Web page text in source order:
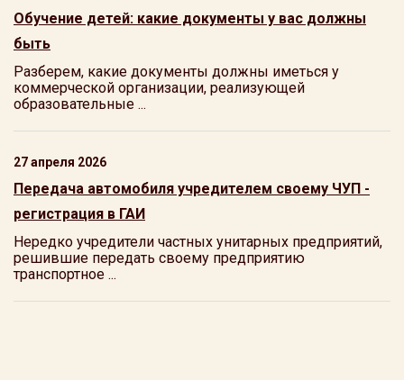
Обучение детей: какие документы у вас должны
быть
Разберем, какие документы должны иметься у
коммерческой организации, реализующей
образовательные ...
27 апреля 2026
Передача автомобиля учредителем своему ЧУП -
регистрация в ГАИ
Нередко учредители частных унитарных предприятий,
решившие передать своему предприятию
транспортное ...